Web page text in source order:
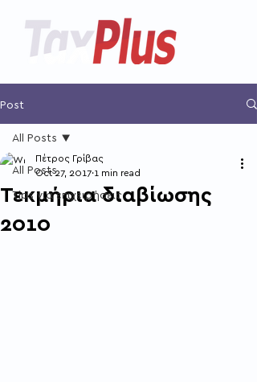
Post
All Posts
Tips για επιχειρήσεις
All Posts
Τεκμήρια διαβίωσης
2010
Πέτρος Γρίβας
Oct 27, 2017 1 min read